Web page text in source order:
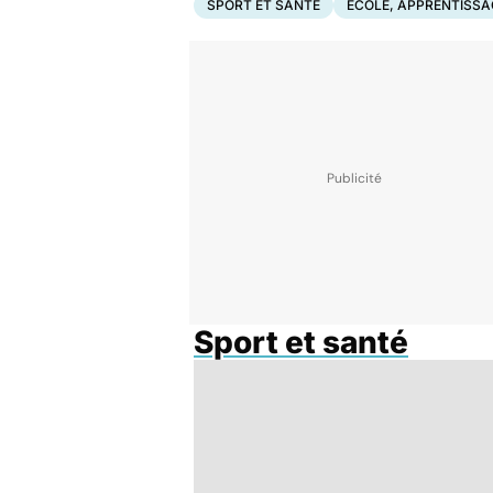
SPORT ET SANTÉ ECOLE,
Sport et santé